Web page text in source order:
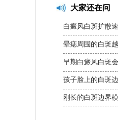
大家还在问
白癜风白斑扩散
晕痣周围的白斑
早期白癜风白斑
孩子脸上的白斑
刚长的白斑边界